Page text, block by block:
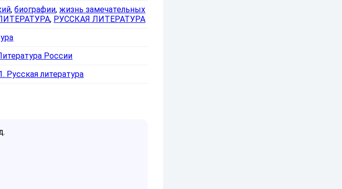
,биографии, жизнь замечательных
, РУССКАЯ ЛИТЕРАТУРА
России
Русская литература